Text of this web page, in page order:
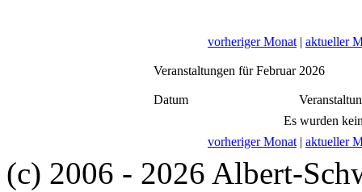
vorheriger Monat | aktueller
Veranstaltungen für Februar 2026
Datum
Es wurden
vorheriger Monat | aktueller
(c) 2006 - 2026 Albert-